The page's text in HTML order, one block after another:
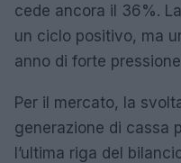
cede ancora il 36%.
un ciclo positivo, ma
anno di forte
Per il mercato, la
generazione di cassa
l’ultima riga del